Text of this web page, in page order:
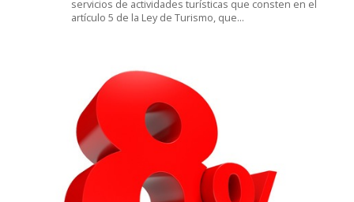
servicios de actividades turísticas que consten en el
artículo 5 de la Ley de Turismo, que…